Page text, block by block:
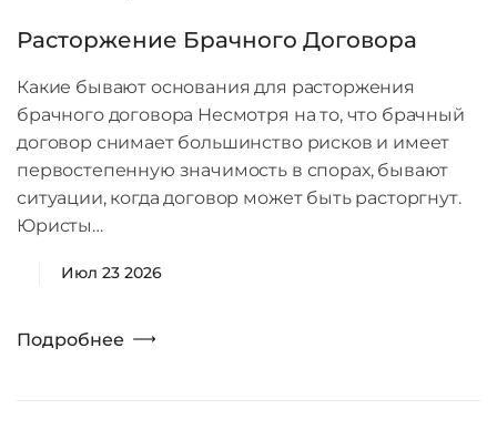
Расторжение Брачного Договора
Какие бывают основания для расторжения
брачного договора Несмотря на то, что брачный
договор снимает большинство рисков и имеет
первостепенную значимость в спорах, бывают
ситуации, когда договор может быть расторгнут.
Юристы…
Июл 23 2026
Подробнее